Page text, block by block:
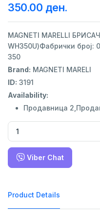
350.00 ден.
MAGNETI MARELLI
WH350U)Фабрички
350
Brand: MAGNETI MARELI
ID: 3191
Availability:
Продавница
Viber Chat
Product Details